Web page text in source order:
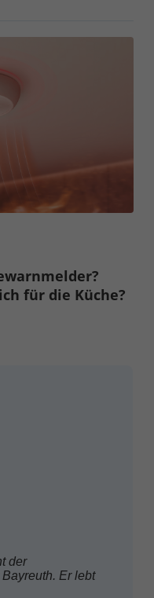
für die Küche?
der
Er lebt